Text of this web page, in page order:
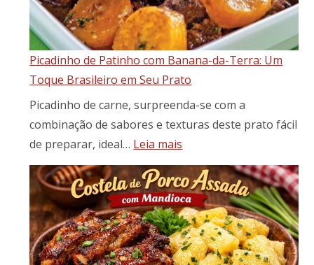
pães
e
pães
especiais
Picadinho de Patinho com Banana-da-Terra: Um
Toque Brasileiro em Seu Prato
Picadinho de carne, surpreenda-se com a
combinação de sabores e texturas deste prato fácil
de preparar, ideal… Leia mais
de
Patinho
com
Banana-
da-